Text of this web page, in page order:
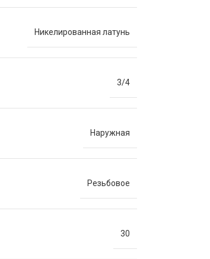
Никелированная латунь
3/4
Наружная
Резьбовое
30